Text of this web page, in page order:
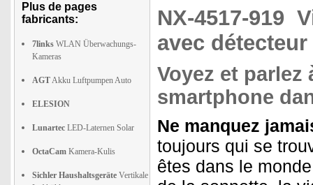
Plus de pages
fabricants:
7links WLAN Überwachungs-
Kameras
AGTAkku Luftpumpen Auto
ELESION
Lunartec LED-Laternen Solar
OctaCam Kamera-Kulis
Sichler Haushaltsgeräte Vertikale
NX-4517-919
avec
Voyez et
smartphone
Ne manquez
toujours qui se
êtes dans le